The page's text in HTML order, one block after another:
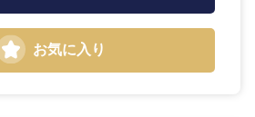
東京都
お気に入り